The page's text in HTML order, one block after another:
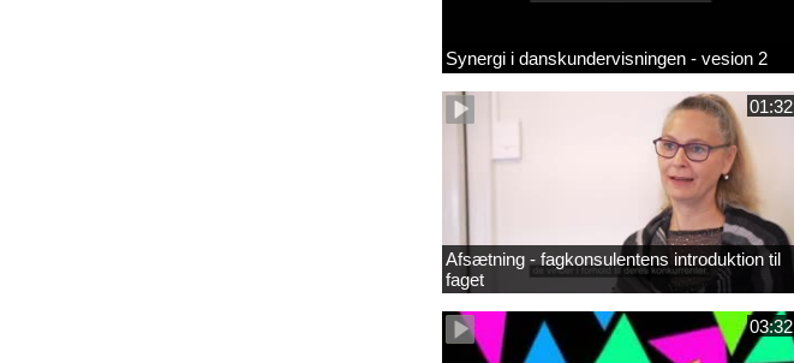
Synergi i danskundervisningen - vesion 2
01:32
Afsætning - fagkonsulentens introduktion til
faget
03:32